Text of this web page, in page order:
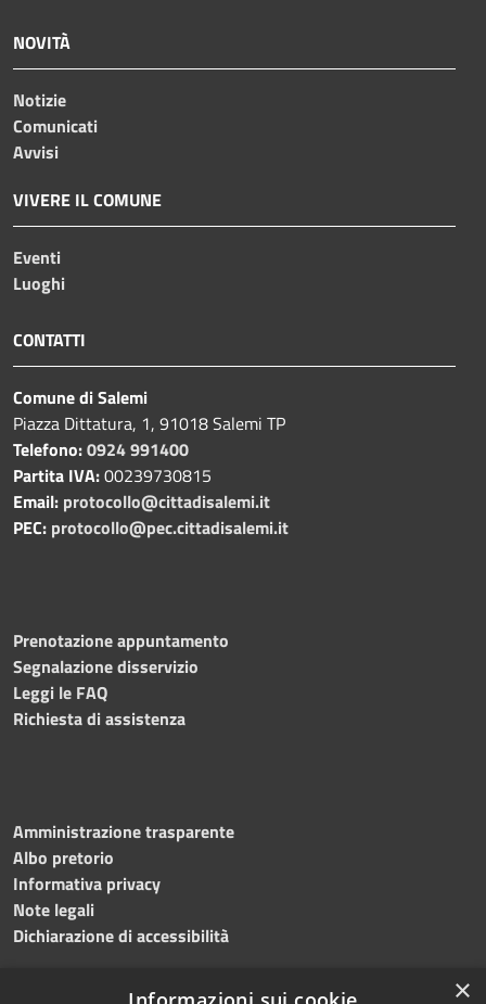
NOVITÀ
Notizie
Comunicati
Avvisi
VIVERE IL COMUNE
Eventi
Luoghi
CONTATTI
Comune di Salemi
Piazza Dittatura, 1, 91018 Salemi TP
Telefono:0924 991400
Partita IVA:00239730815
Email: protocollo@cittadisalemi.it
PEC: protocollo@pec.cittadisalemi.it
Prenotazione appuntamento
Segnalazione disservizio
Leggi le FAQ
Richiesta di assistenza
Amministrazione trasparente
Albo pretorio
Informativa privacy
Note legali
Dichiarazione di accessibilità
×